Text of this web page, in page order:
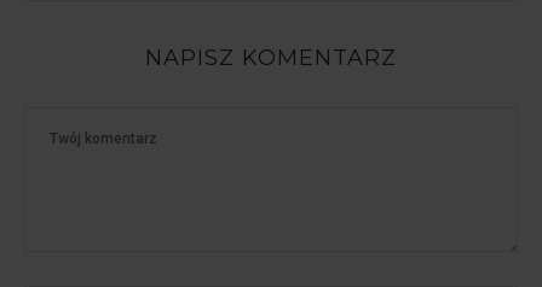
NAPISZ KOMENTARZ